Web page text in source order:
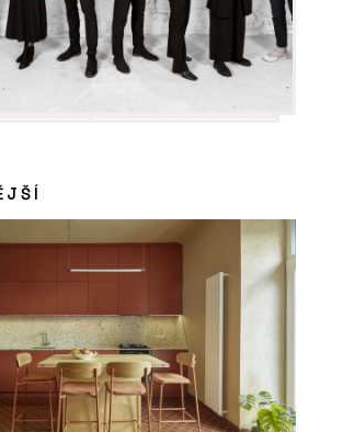
školy - KOMA
moduly přesně na míru
KOMA MODULAR
novou kolekci Fashion line